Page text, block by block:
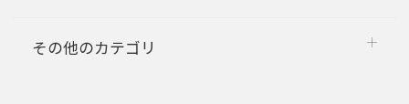
その他のカテゴリ